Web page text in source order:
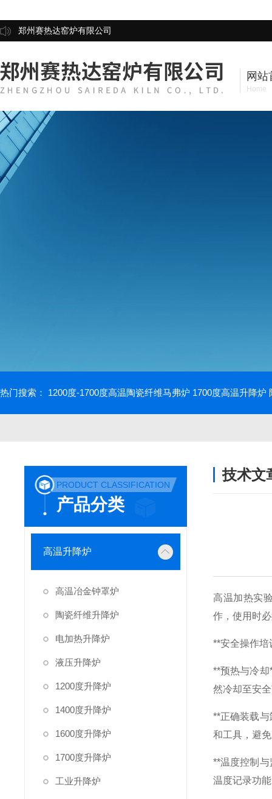
郑州赛热达窑炉有限公司
网站
Home
热门搜索： 1200度-1700度高温陶瓷纤维马弗炉 1700度高温升降炉
PRODUCT CLASSIFICATION
产品分类
高温升降炉
高温冶金钟罩炉
陶瓷纤维升降炉
电加热升降炉
液压升降炉
1200度升降炉
1400度升降炉
1600度升降炉
1700度升降炉
工业升降炉
技术文
高温加热实
作，使用时
**安全操作
**预热与冷
然冷却至安
**正确装载
和工具，避
**温度控制
温度记录功